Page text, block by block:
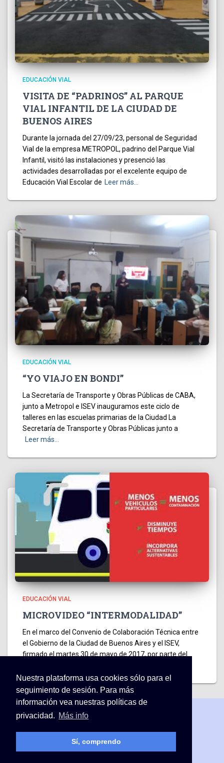
Nuestra plataforma usa cookies sólo para el
seguimiento de sesión. Para más
información vea nuestras políticas de
privacidad. Más info
Sí, comprendo
EDUCACIÓN VIAL
VISITA DE “PADRINOS” AL PARQUE
VIAL INFANTIL DE LA CIUDAD DE
BUENOS AIRES
Durante la jornada del 27/09/23, personal de Seguridad
Vial de la empresa METROPOL, padrino del Parque Vial
Infantil, visitó las instalaciones y presenció las
actividades desarrolladas por el excelente equipo de
Educación Vial Escolar de Leer más…
EDUCACIÓN VIAL
“YO VIAJO EN BONDI”
La Secretaría de Transporte y Obras Públicas de CABA,
junto a Metropol e ISEV inauguramos este ciclo de
talleres en las escuelas primarias de la Ciudad La
Secretaría de Transporte y Obras Públicas junto a
Leer más…
EDUCACIÓN VIAL
MICROVIDEO “INTERMODALIDAD”
En el marco del Convenio de Colaboración Técnica entre
el Gobierno de la Ciudad de Buenos Aires y el ISEV,
firmado el martes 30 de mayo de 2017, por parte del
CAMPUS VIRTUAL ISEV